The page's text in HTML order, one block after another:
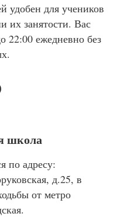
удобен для учеников
их занятости. Вас
22:00 ежедневно без
школа
по адресу:
д.25, в
от метро